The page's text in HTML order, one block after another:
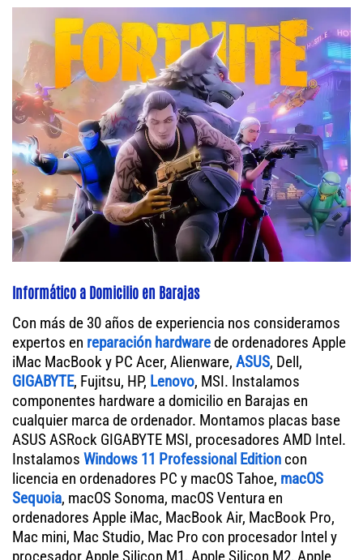
Informático a Domicilio en Barajas
Con más de 30 años de experiencia nos consideramos
expertos en reparación hardwarede ordenadores Apple
iMac MacBook y PC Acer, Alienware, ASUS, Dell,
GIGABYTE, Fujitsu, HP, Lenovo, MSI. Instalamos
componentes hardware a domicilio en Barajas en
cualquier marca de ordenador. Montamos placas base
ASUS ASRock GIGABYTE MSI, procesadores AMD Intel.
Instalamos Windows 11 Professional Edition con
licencia en ordenadores PC y macOS Tahoe, macOS
Sequoia, macOS Sonoma, macOS Ventura en
ordenadores Apple iMac, MacBook Air, MacBook Pro,
Mac mini, Mac Studio, Mac Pro con procesador Intel y
procesador Apple Silicon M1, Apple Silicon M2, Apple